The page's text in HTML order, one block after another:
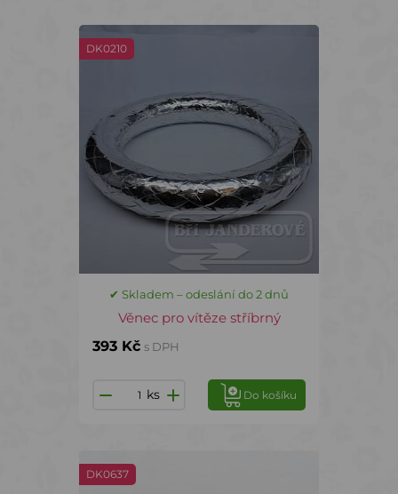
DK0210
✔ Skladem – odeslání do 2 dnů
Věnec pro vítěze stříbrný
393 Kč s DPH
ks Do košíku
DK0637